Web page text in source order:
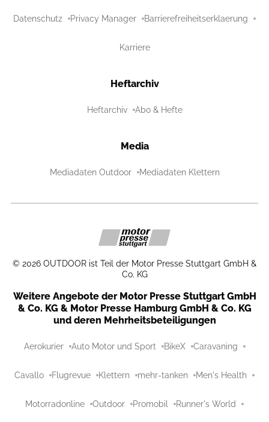
Datenschutz Privacy Manager Barrierefreiheitserklaerung
Karriere
Heftarchiv
Heftarchiv Abo & Hefte
Media
Mediadaten Outdoor Mediadaten Klettern
© 2026 OUTDOOR ist Teil der Motor Presse Stuttgart GmbH &
Co. KG
Weitere Angebote der Motor Presse Stuttgart GmbH
& Co. KG & Motor Presse Hamburg GmbH & Co. KG
und deren Mehrheitsbeteiligungen
Aerokurier Auto Motor und Sport BikeX Caravaning
Cavallo Flugrevue Klettern mehr-tanken Men's Health
Motorradonline Outdoor Promobil Runner's World